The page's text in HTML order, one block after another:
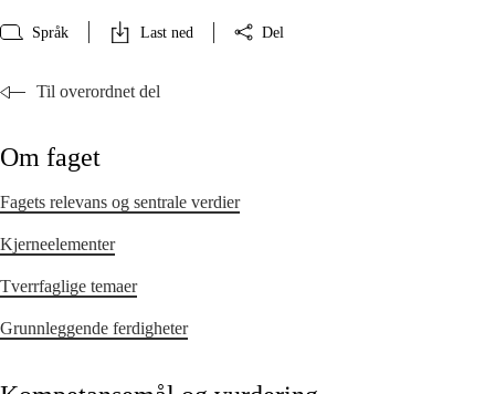
Språk Last ned Del
Til overordnet del
Om faget
Fagets relevans og sentrale verdier
Kjerneelementer
Tverrfaglige temaer
Grunnleggende ferdigheter